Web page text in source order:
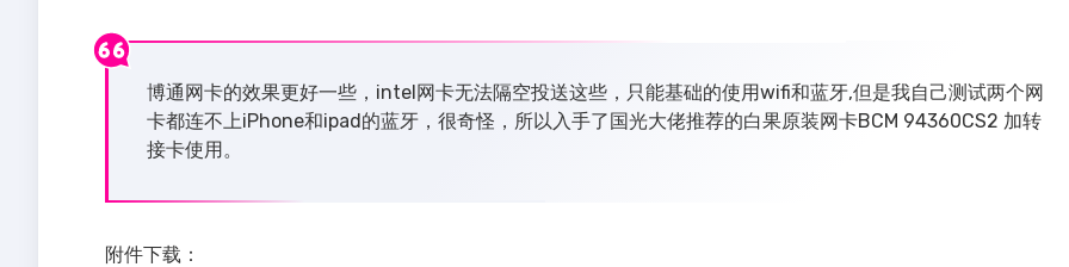
博通网卡的效果更好一些，intel网卡无法隔空投送这些，只能基础的使用wifi和蓝牙,但是我自己测试两个网
卡都连不上iPhone和ipad的蓝牙，很奇怪，所以入手了国光大佬推荐的白果原装网卡BCM 94360CS2 加转
接卡使用。
附件下载：